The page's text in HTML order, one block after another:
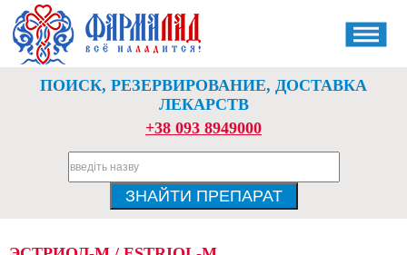
ПОИСК, РЕЗЕРВИРОВАНИЕ, ДОСТАВКА
ЛЕКАРСТВ
+38 093 8949000